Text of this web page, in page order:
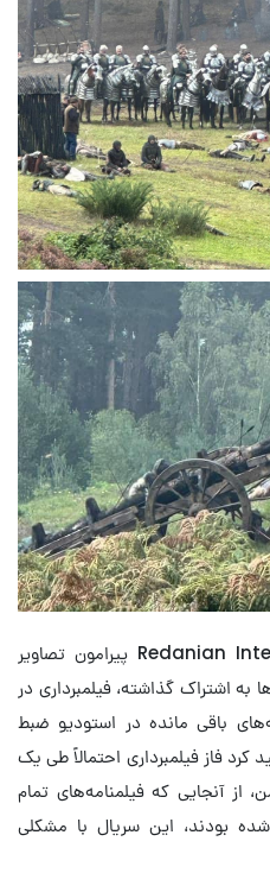
با توجه به مطلبی که Redanian Intelligence پیرامون تصاویر
اشتراک گذاشته، فیلمبرداری در
باقی مانده در استودیو ضبط
فاز فیلمبرداری احتمالاً طی یک
از آنجایی که فیلمنامه‌های تمام
بودند، این سریال با مشکلی